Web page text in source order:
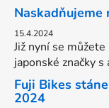
Naskadňujeme
15.4.2024
Již nyní se
japonské značky
Fuji Bikes
2024